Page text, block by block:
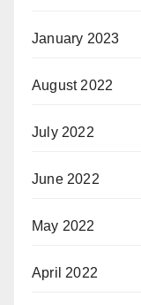
January 2023
August 2022
July 2022
June 2022
May 2022
April 2022